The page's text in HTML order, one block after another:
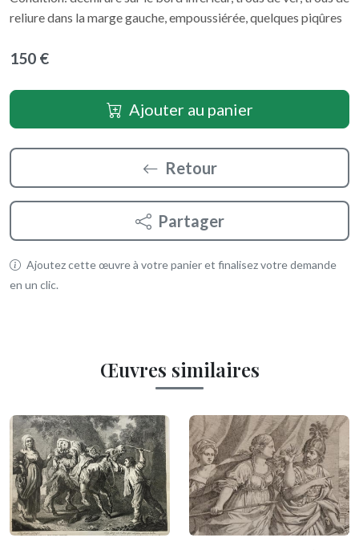
reliure dans la marge gauche, empoussiérée, quelques piqûres
150 €
Ajouter au panier
Retour
Partager
Ajoutez cette œuvre à votre panier et finalisez votre demande
en un clic.
Œuvres similaires